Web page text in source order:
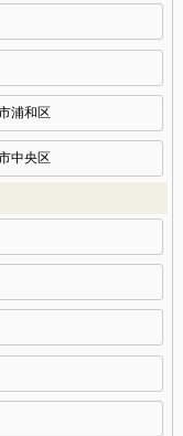
浦和区
中央区